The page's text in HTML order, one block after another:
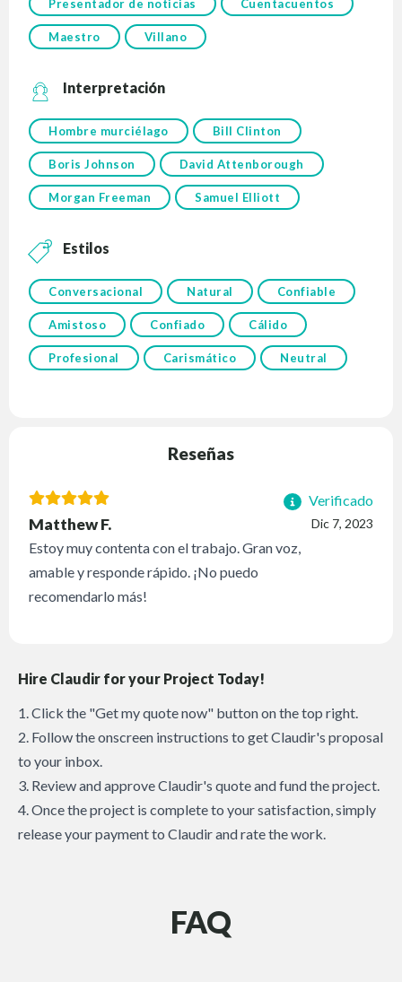
Presentador de noticias Cuentacuentos
Maestro Villano
Interpretación
Hombre murciélago Bill Clinton
Boris Johnson David Attenborough
Morgan Freeman Samuel Elliott
Estilos
Conversacional Natural Confiable
Amistoso Confiado Cálido
Profesional Carismático Neutral
Reseñas
Verificado
Dic 7, 2023
Matthew F.
Estoy muy contenta con el trabajo. Gran voz,
amable y responde rápido. ¡No puedo
recomendarlo más!
Hire Claudir for your Project Today!
1. Click the "Get my quote now" button on the top right.
2. Follow the onscreen instructions to get Claudir's proposal
to your inbox.
3. Review and approve Claudir's quote and fund the project.
4. Once the project is complete to your satisfaction, simply
release your payment to Claudir and rate the work.
FAQ